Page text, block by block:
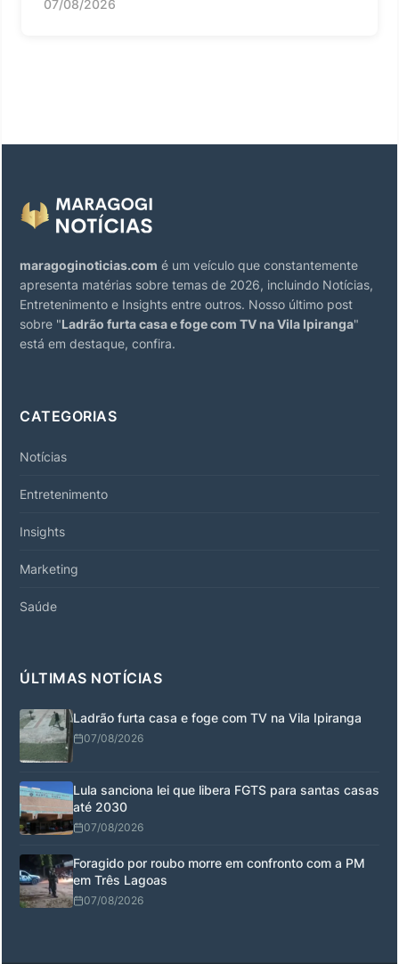
07/08/2026
maragoginoticias.com é um veículo que constantemente
apresenta matérias sobre temas de 2026, incluindo Notícias,
Entretenimento e Insights entre outros. Nosso último post
sobre "Ladrão furta casa e foge com TV na Vila Ipiranga"
está em destaque, confira.
CATEGORIAS
Notícias
Entretenimento
Insights
Marketing
Saúde
ÚLTIMAS NOTÍCIAS
Ladrão furta casa e foge com TV na Vila Ipiranga
07/08/2026
Lula sanciona lei que libera FGTS para santas casas
até 2030
07/08/2026
Foragido por roubo morre em confronto com a PM
em Três Lagoas
07/08/2026